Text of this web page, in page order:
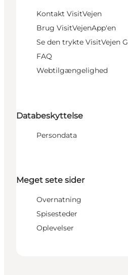
Kontakt VisitVejen
Brug VisitVejenApp'en
Se den trykte VisitVejen
FAQ
Webtilgængelighed
Databeskyttelse
Persondata
Meget sete sider
Overnatning
Spisesteder
Oplevelser